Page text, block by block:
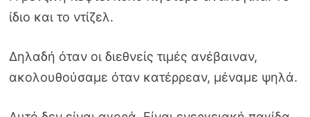
ίδιο και το ντίζελ.
Δηλαδή όταν οι διεθνείς τιμές ανέβαιναν,
ακολουθούσαμε όταν κατέρρεαν, μέναμε ψηλά.